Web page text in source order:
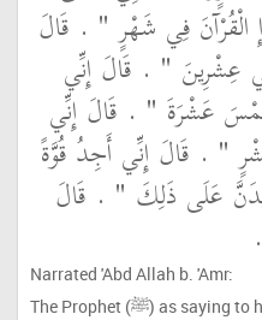
الْقُرْآنَ فِي شَهْرٍ ‏"‏ ‏.‏ قَالَ
عِشْرِينَ ‏"‏ ‏.‏ قَالَ إِنِّي
عَشْرَةَ ‏"‏ ‏.‏ قَالَ إِنِّي
‏"‏ ‏.‏ قَالَ إِنِّي أَجِدُ قُوَّةً
عَلَى ذَلِكَ ‏"‏ ‏.‏ قَالَ
Narrated 'Abd Allah b. 'Amr:
The Prophet (ﷺ) as saying to him: Complete the recitation of